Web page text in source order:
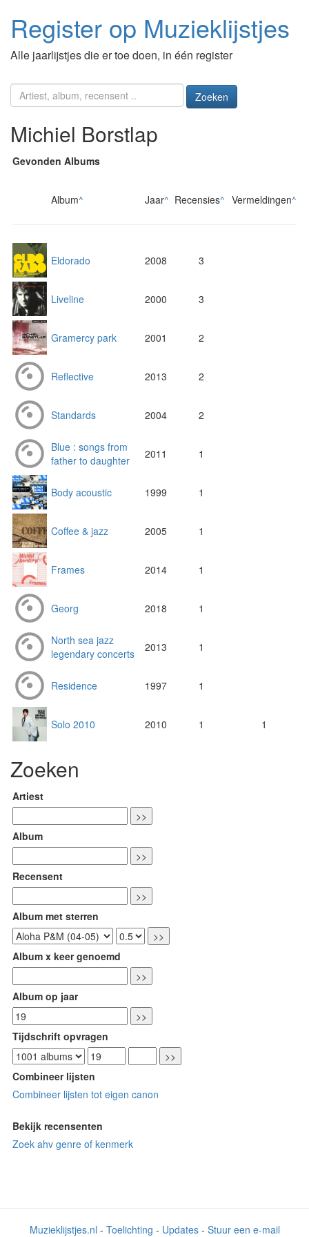
Register op Muzieklijstjes
Alle jaarlijstjes die er toe doen, in één register
Zoeken
Michiel Borstlap
Gevonden Albums
Album^ Jaar^ Recensies^ Vermeldingen^
Eldorado 2008 3
Liveline 2000 3
Gramercy park 2001 2
Reflective 2013 2
Standards 2004 2
Blue : songs from
father to daughter
2011 1
Body acoustic 1999 1
Coffee & jazz 2005 1
Frames 2014 1
Georg 2018 1
North sea jazz
legendary concerts
2013 1
Residence 1997 1
Solo 2010 2010 1 1
Zoeken
Artiest
Album
Recensent
Album met sterren
Album x keer genoemd
Album op jaar
Tijdschrift opvragen
Combineer lijsten
Combineer lijsten tot eigen canon
Bekijk recensenten
Zoek ahv genre of kenmerk
Muzieklijstjes.nl - Toelichting - Updates- Stuur een e-mail